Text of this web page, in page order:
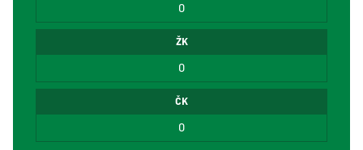
0
ŽK
0
ČK
0